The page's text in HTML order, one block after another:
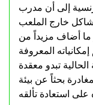
إلى أن مدرب
خارج الملعب
ما أضاف مزيداً من
المعروفة
تبدو معقدة
بحثاً عن بيئة